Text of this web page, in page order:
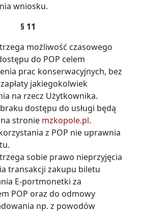
wniosku.
§ 11
możliwość czasowego
do POP celem
prac konserwacyjnych, bez
jakiegokolwiek
na rzecz Użytkownika.
dostępu do usługi będą
stronie mzkopole.pl.
z POP nie uprawnia
sobie prawo nieprzyjęcia
transakcji zakupu biletu
E-portmonetki za
POP oraz do odmowy
np. z powodów